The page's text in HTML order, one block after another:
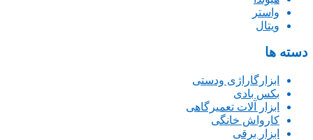
واستر
ویتال
دسته ها
ابزارگاراژی ودستی
بکس بادی
ابزار آلات تعمیرگاهی
کارواش خانگی
ابزار برقی